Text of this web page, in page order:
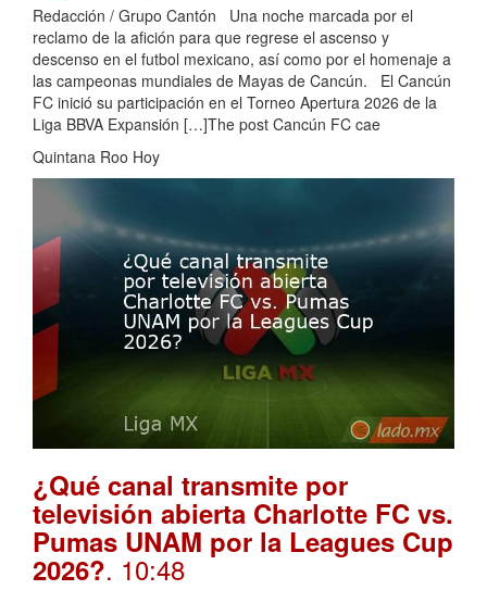
Redacción / Grupo Cantón Una noche marcada por el
reclamo de la afición para que regrese el ascenso y
descenso en el futbol mexicano, así como por el homenaje a
las campeonas mundiales de Mayas de Cancún. El Cancún
FC inició su participación en el Torneo Apertura 2026 de la
Liga BBVA Expansión […]The post Cancún FC cae
Quintana Roo Hoy
¿Qué canal transmite por
televisión abierta Charlotte FC vs.
Pumas UNAM por la Leagues Cup
2026?. 10:48